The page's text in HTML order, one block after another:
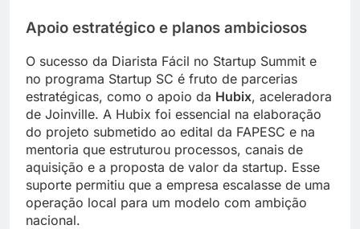
Apoio estratégico e planos ambiciosos
O sucesso da Diarista Fácil no Startup Summit e
no programa Startup SC é fruto de parcerias
estratégicas, como o apoio da Hubix, aceleradora
de Joinville. A Hubix foi essencial na elaboração
do projeto submetido ao edital da FAPESC e na
mentoria que estruturou processos, canais de
aquisição e a proposta de valor da startup. Esse
suporte permitiu que a empresa escalasse de uma
operação local para um modelo com ambição
nacional.